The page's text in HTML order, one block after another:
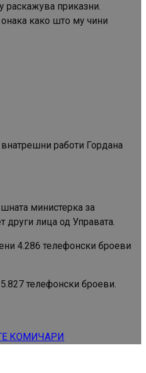
раскажува приказни.
онака како што му чини
работи Гордана
министерка за
лица од Управата.
4.286 телефонски броеви
телефонски броеви.
КОМИЧАРИ